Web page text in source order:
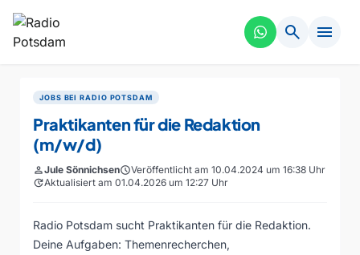
search menu
JOBS BEI RADIO POTSDAM
Praktikanten für die Redaktion
(m/w/d)
personJule SönnichsenscheduleVeröffentlicht am 10.04.2024 um 16:38 Uhr
updateAktualisiert am 01.04.2026 um 12:27 Uhr
Radio Potsdam sucht Praktikanten für die Redaktion.
Deine Aufgaben: Themenrecherchen,